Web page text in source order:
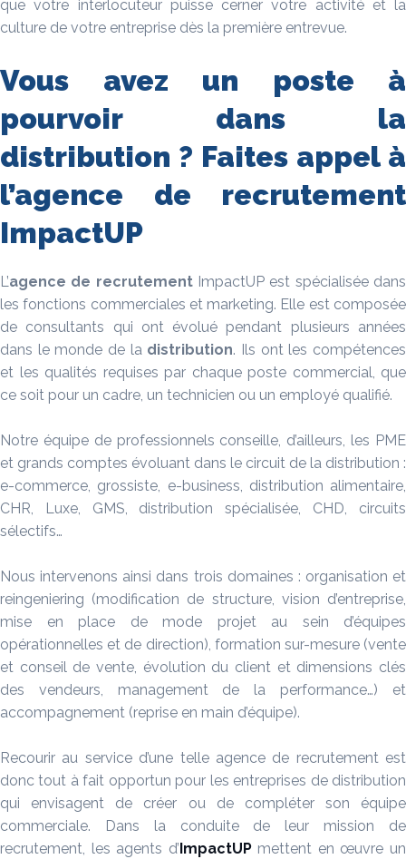
que votre interlocuteur puisse cerner votre activité et la
culture de votre entreprise dès la première entrevue.
Vous avez un poste à
pourvoir dans la
distribution ? Faites appel à
l’agence de recrutement
ImpactUP
L’agence de recrutement ImpactUP est spécialisée dans
les fonctions commerciales et marketing. Elle est composée
de consultants qui ont évolué pendant plusieurs années
dans le monde de la distribution. Ils ont les compétences
et les qualités requises par chaque poste commercial, que
ce soit pour un cadre, un technicien ou un employé qualifié.
Notre équipe de professionnels conseille, d’ailleurs, les PME
et grands comptes évoluant dans le circuit de la distribution :
e-commerce, grossiste, e-business, distribution alimentaire,
CHR, Luxe, GMS, distribution spécialisée, CHD, circuits
sélectifs…
Nous intervenons ainsi dans trois domaines : organisation et
reingeniering (modification de structure, vision d’entreprise,
mise en place de mode projet au sein d’équipes
opérationnelles et de direction), formation sur-mesure (vente
et conseil de vente, évolution du client et dimensions clés
des vendeurs, management de la performance…) et
accompagnement (reprise en main d’équipe).
Recourir au service d’une telle agence de recrutement est
donc tout à fait opportun pour les entreprises de distribution
qui envisagent de créer ou de compléter son équipe
commerciale. Dans la conduite de leur mission de
recrutement, les agents d’ ImpactUPmettent en œuvre un